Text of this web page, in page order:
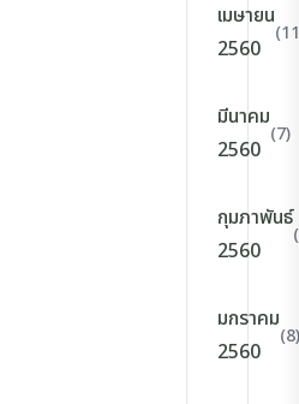
เมษายน
2560
มีนาคม
2560
(7)
กุมภาพันธ์
2560
มกราคม
2560
(8)